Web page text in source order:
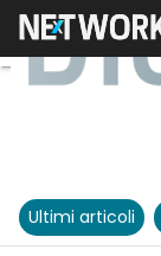
Ultimi articoli